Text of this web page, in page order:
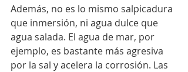
Además, no es lo mismo salpicadura
que inmersión, ni agua dulce que
agua salada. El agua de mar, por
ejemplo, es bastante más agresiva
por la sal y acelera la corrosión. Las